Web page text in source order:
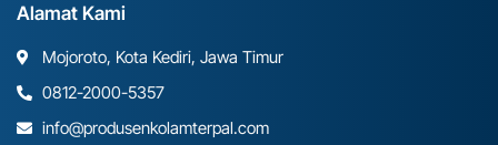
Alamat Kami
Mojoroto, Kota Kediri, Jawa Timur
0812-2000-5357
info@produsenkolamterpal.com